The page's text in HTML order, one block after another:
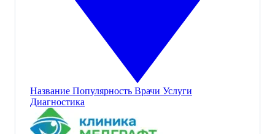
Название Популярность Врачи Услуги
Диагностика